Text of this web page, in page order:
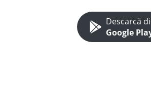
Descarcă
Google